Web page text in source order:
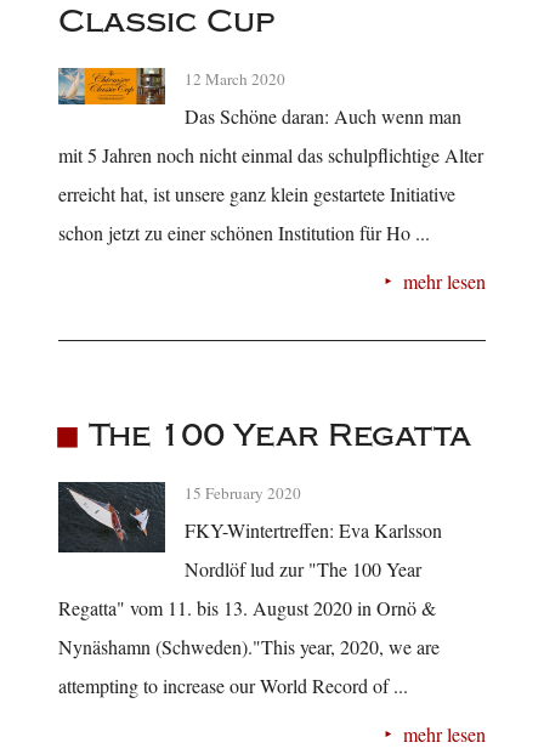
Classic Cup
12 March 2020
Das Schöne daran: Auch wenn man
mit 5 Jahren noch nicht einmal das schulpflichtige Alter
erreicht hat, ist unsere ganz klein gestartete Initiative
schon jetzt zu einer schönen Institution für Ho ...
mehr lesen
The 100 Year Regatta
15 February 2020
FKY-Wintertreffen: Eva Karlsson
Nordlöf lud zur "The 100 Year
Regatta" vom 11. bis 13. August 2020 in Ornö &
Nynäshamn (Schweden)."This year, 2020, we are
attempting to increase our World Record of ...
mehr lesen